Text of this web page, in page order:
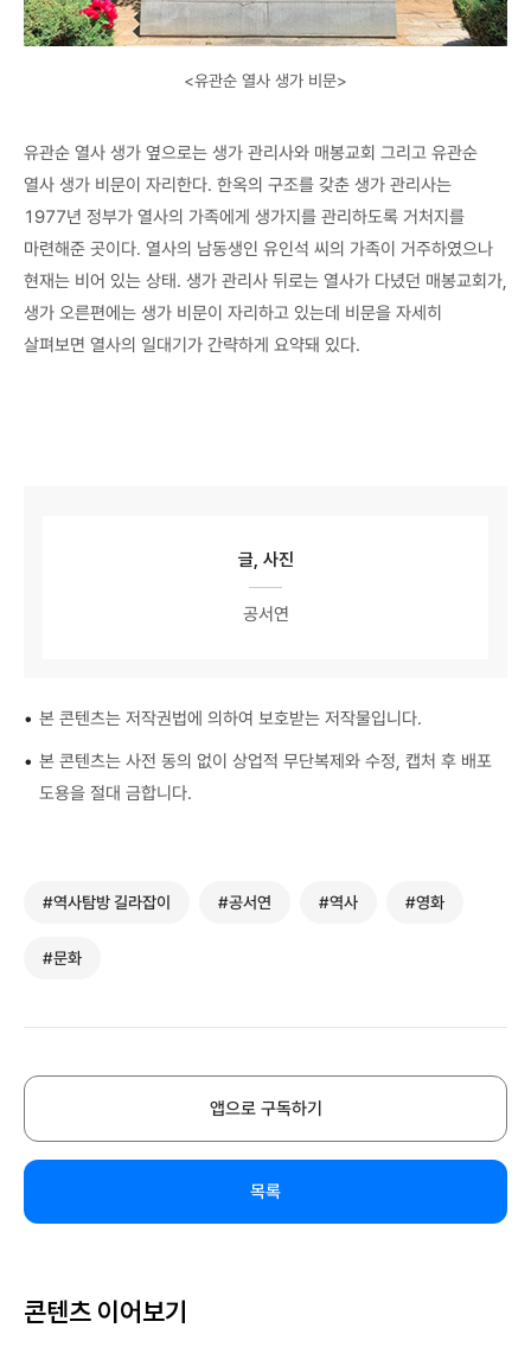
<유관순 열사 생가 비문>
유관순 열사 생가 옆으로는 생가 관리사와 매봉교회 그리고 유관순
열사 생가 비문이 자리한다. 한옥의 구조를 갖춘 생가 관리사는
1977년 정부가 열사의 가족에게 생가지를 관리하도록 거처지를
마련해준 곳이다. 열사의 남동생인 유인석 씨의 가족이 거주하였으나
현재는 비어 있는 상태. 생가 관리사 뒤로는 열사가 다녔던 매봉교회가,
생가 오른편에는 생가 비문이 자리하고 있는데 비문을 자세히
살펴보면 열사의 일대기가 간략하게 요약돼 있다.
글, 사진
공서연
• 본 콘텐츠는 저작권법에 의하여 보호받는 저작물입니다.
• 본 콘텐츠는 사전 동의 없이 상업적 무단복제와 수정, 캡처 후 배포
도용을 절대 금합니다.
#역사탐방 길라잡이 #공서연 #역사 #영화
#문화
앱으로 구독하기
목록
콘텐츠 이어보기